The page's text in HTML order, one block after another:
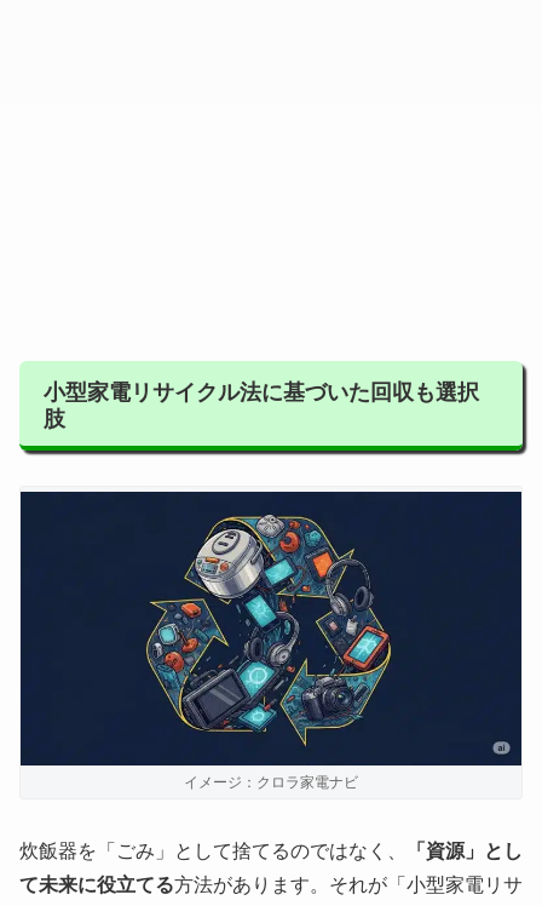
小型家電リサイクル法に基づいた回収も選択
肢
イメージ：クロラ家電ナビ
炊飯器を「ごみ」として捨てるのではなく、
「資源」とし
て未来に役立てる方法があります。それが「小型家電リサ